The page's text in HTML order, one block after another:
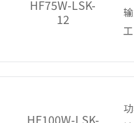
HF75W-LSK-
12
HF100W-LSK-